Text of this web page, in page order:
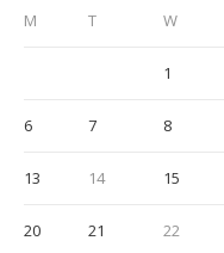
M
T W
1
6 7 8
13 14 15
20 21 22